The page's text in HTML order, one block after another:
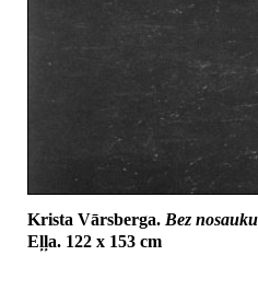
Krista Vārsberga. Bez
Eļļa. 122 x 153 cm